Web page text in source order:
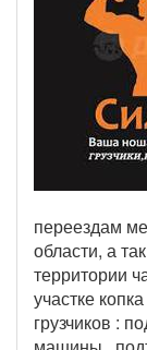
переездам
области, а
территории
участке
грузчиков :